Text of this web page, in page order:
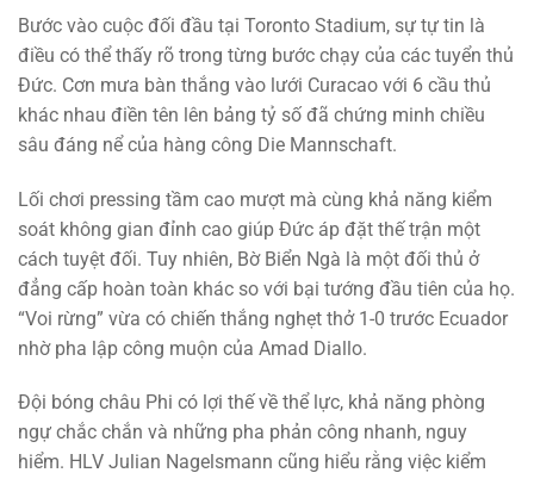
Bước vào cuộc đối đầu tại Toronto Stadium, sự tự tin là
điều có thể thấy rõ trong từng bước chạy của các tuyển thủ
Đức. Cơn mưa bàn thắng vào lưới Curacao với 6 cầu thủ
khác nhau điền tên lên bảng tỷ số đã chứng minh chiều
sâu đáng nể của hàng công Die Mannschaft.
Lối chơi pressing tầm cao mượt mà cùng khả năng kiểm
soát không gian đỉnh cao giúp Đức áp đặt thế trận một
cách tuyệt đối. Tuy nhiên, Bờ Biển Ngà là một đối thủ ở
đẳng cấp hoàn toàn khác so với bại tướng đầu tiên của họ.
“Voi rừng” vừa có chiến thắng nghẹt thở 1-0 trước Ecuador
nhờ pha lập công muộn của Amad Diallo.
Đội bóng châu Phi có lợi thế về thể lực, khả năng phòng
ngự chắc chắn và những pha phản công nhanh, nguy
hiểm. HLV Julian Nagelsmann cũng hiểu rằng việc kiểm